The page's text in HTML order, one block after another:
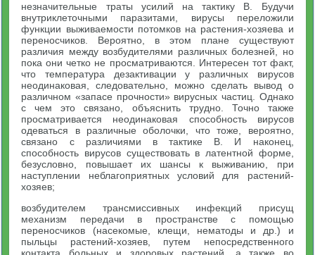
незначительные траты усилий на тактику В. Будучи
внутриклеточными паразитами, вирусы переложили
функции выживаемости потомков на растения-хозяева и
переносчиков. Вероятно, в этом плане существуют
различия между возбудителями различных болезней, но
пока они четко не просматриваются. Интересен тот факт,
что температура дезактивации у различных вирусов
неодинаковая, следовательно, можно сделать вывод о
различном «запасе прочности» вирусных частиц. Однако
с чем это связано, объяснить трудно. Точно также
просматривается неодинаковая способность вирусов
одеваться в различные оболочки, что тоже, вероятно,
связано с различиями в тактике В. И наконец,
способность вирусов существовать в латентной форме,
безусловно, повышает их шансы к выживанию, при
наступлении неблагоприятных условий для растений-
хозяев;
возбудителем трансмиссивных инфекций присущ
механизм передачи в пространстве с помощью
переносчиков (насекомые, клещи, нематоды и др.) и
пыльцы растений-хозяев, путем непосредственного